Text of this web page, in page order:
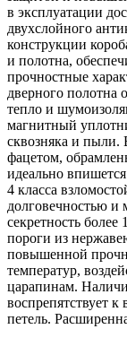
в эксплуатации
двухслойного
конструкции
и полотна,
прочностные
дверного полотна
тепло и
магнитный
сквозняка и пыли.
фацетом,
идеально
4 класса
долговечностью и
секретность
пороги из
повышенной
температур,
царапинам.
воспрепятствует
петель.